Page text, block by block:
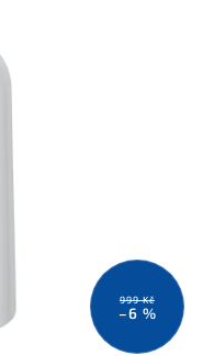
999 Kč
–6 %